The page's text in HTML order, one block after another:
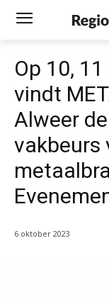
Op 10,
vindt
Alweer
vakbeurs
6 oktober 2023